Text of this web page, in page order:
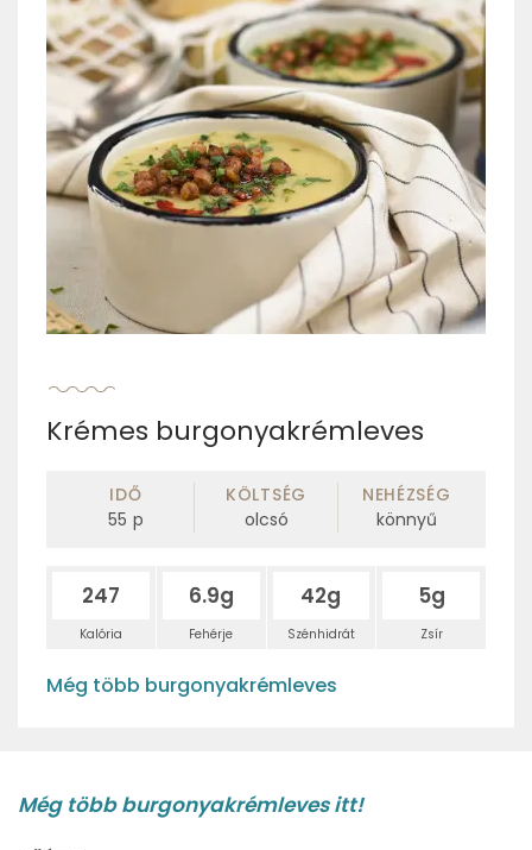
Krémes burgonyakrémleves
IDŐ
55 p
KÖLTSÉG
olcsó
NEHÉZSÉG
könnyű
247
Kalória
6.9g
Fehérje
42g
Szénhidrát
5g
Zsír
Még több burgonyakrémleves
Még több burgonyakrémleves itt!